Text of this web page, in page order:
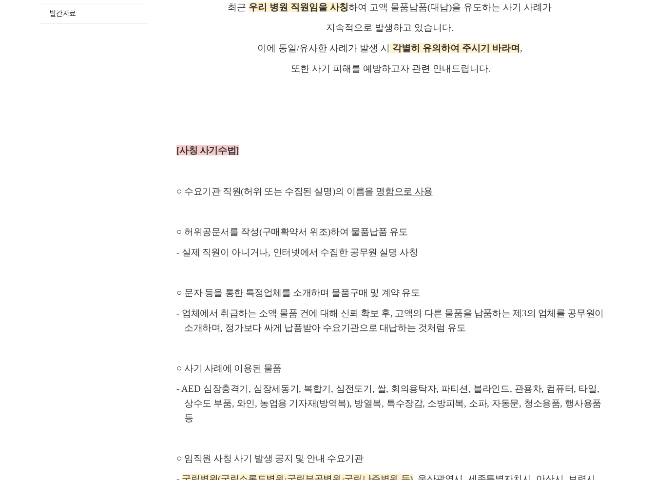
발간자료
최근 우리 병원 직원임을 사칭하여 고액 물품납품(대납)을 유도하는 사기 사례가
지속적으로 발생하고 있습니다.
이에 동일/유사한 사례가 발생 시 각별히 유의하여 주시기 바라며 ,
또한 사기 피해를 예방하고자 관련 안내드립니다.
[사칭 사기수법]
○ 수요기관 직원(허위 또는 수집된 실명)의 이름을 명함으로 사용
○ 허위공문서를 작성(구매확약서 위조)하여 물품납품 유도
- 실제 직원이 아니거나, 인터넷에서 수집한 공무원 실명 사칭
○ 문자 등을 통한 특정업체를 소개하며 물품구매 및 계약 유도
- 업체에서 취급하는 소액 물품 건에 대해 신뢰 확보 후, 고액의 다른 물품을 납품하는 제 3의 업체를 공무원이
소개하며, 정가보다 싸게 납품받아 수요기관으로 대납하는 것처럼 유도
○ 사기 사례에 이용된 물품
- AED 심장충격기 , 심장세동기 , 복합기 , 심전도기 , 쌀, 회의용탁자, 파티션 , 블라인드, 관용차, 컴퓨터, 타일,
상수도 부품, 와인, 농업용 기자재(방역복), 방열복, 특수장갑, 소방피복, 소파, 자동문, 청소용품, 행사용품
등
○ 임직원 사칭 사기 발생 공지 및 안내 수요기관